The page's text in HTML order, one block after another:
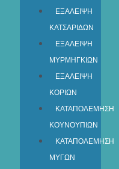
ΕΞΑΛΕΙΨΗ
ΚΑΤΣΑΡΙΔΩΝ
ΕΞΑΛΕΙΨΗ
ΜΥΡΜΗΓΚΙΩΝ
ΕΞΑΛΕΙΨΗ
ΚΟΡΙΩΝ
ΚΑΤΑΠΟΛΕΜΗΣΗ
ΚΟΥΝΟΥΠΙΩΝ
ΚΑΤΑΠΟΛΕΜΗΣΗ
ΜΥΓΩΝ